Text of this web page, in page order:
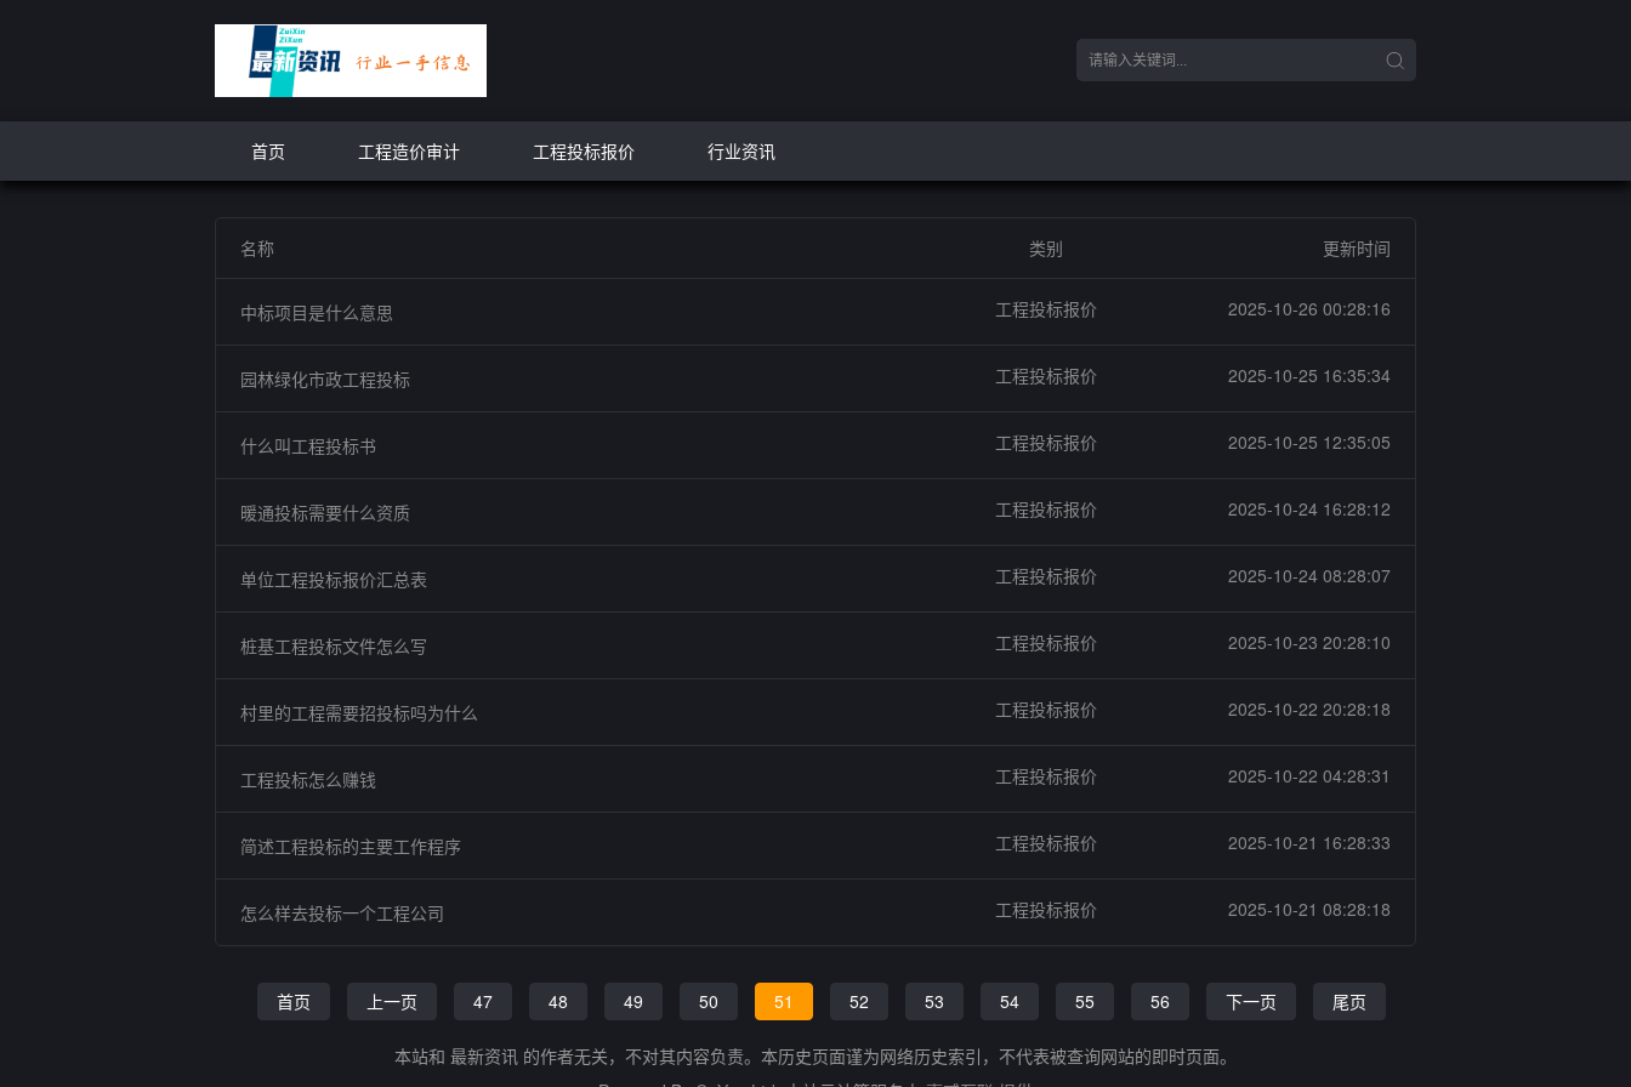
首页 工程造价审计 工程投标报价 行业资讯
名称 类别 更新时间
中标项目是什么意思 工程投标报价 2025-10-26 00:28:16
园林绿化市政工程投标 工程投标报价 2025-10-25 16:35:34
什么叫工程投标书 工程投标报价 2025-10-25 12:35:05
暖通投标需要什么资质 工程投标报价 2025-10-24 16:28:12
单位工程投标报价汇总表 工程投标报价 2025-10-24 08:28:07
桩基工程投标文件怎么写 工程投标报价 2025-10-23 20:28:10
村里的工程需要招投标吗为什么 工程投标报价 2025-10-22 20:28:18
工程投标怎么赚钱 工程投标报价 2025-10-22 04:28:31
简述工程投标的主要工作程序 工程投标报价 2025-10-21 16:28:33
怎么样去投标一个工程公司 工程投标报价 2025-10-21 08:28:18
首页 上一页 47 48 49 50 51 52 53 54 55 56 下一页 尾页
本站和 最新资讯 的作者无关，不对其内容负责。本历史页面谨为网络历史索引，不代表被查询网站的即时页面。